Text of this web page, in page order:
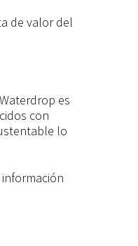
de valor del
es
con
lo